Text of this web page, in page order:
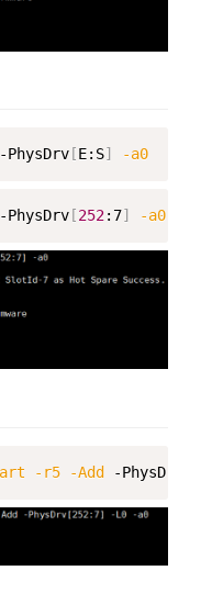
-PhysDrv [E:S] -a0
-PhysDrv [252:7] -a0
-r5 -Add -PhysDrv
Copy